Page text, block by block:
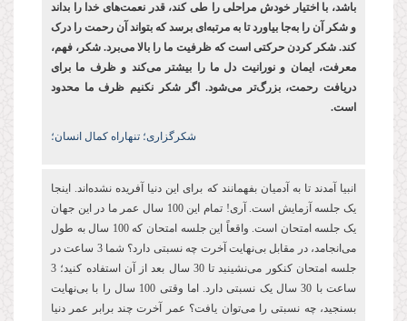
باشد، با اختیار خودش مراحلی را طی کند، قدر نعمت‌های خدا را بداند
و شکر آن را به‌جا بیاورد تا به مرتبه‌ای برسد که بتواند آن رحمت را درک
کند. شکر کردن حرکتی است که ظرفیت ما را بالا می‌برد. شکر، فهم،
معرفت، ایمان و نورانیت دل ما را بیشتر می‌کند و ظرف ما برای
دریافت رحمت، بزرگ‌تر می‌شود. اگر شکر نکنیم ظرف ما محدود
است.
شکرگزاری؛ تنهاراه کمال انسان؛
انبیا آمدند تا به آدمیان بفهمانند که برای این دنیا آفریده نشده‌اند. اینجا
یک جلسه آزمایش است. آری! تمام این 100 سال عمر ما در این جهان
یک جلسه امتحان است. واقعاً این جلسه امتحان که 100 سال به طول
می‌انجامد، در مقابل بی‌نهایت آخرت چه نسبتی دارد؟ شما 3 ساعت در
جلسه امتحان کنکور می‌نشینید تا 30 سال بعد از آن استفاده کنید؛ 3
ساعت با 30 سال یک نسبتی دارد. اما وقتی 100 سال را با بی‌نهایت
بسنجید، چه نسبتی را می‌توان یافت؟ عمر آخرت چند برابر عمر دنیا